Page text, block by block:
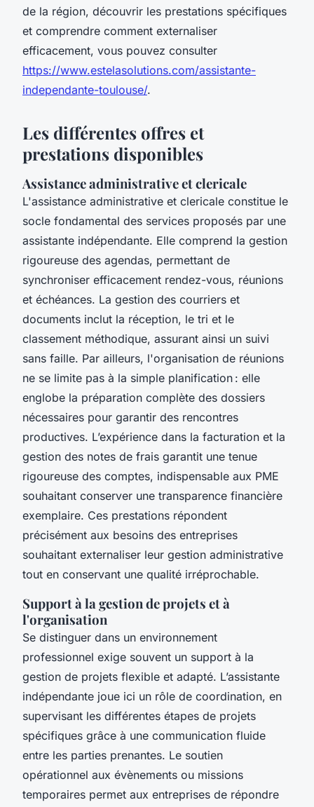
de la région, découvrir les prestations spécifiques
et comprendre comment externaliser
efficacement, vous pouvez consulter
https://www.estelasolutions.com/assistante-
independante-toulouse/.
Les différentes offres et
prestations disponibles
Assistance administrative et clericale
L'assistance administrative et clericale constitue le
socle fondamental des services proposés par une
assistante indépendante. Elle comprend la gestion
rigoureuse des agendas, permettant de
synchroniser efficacement rendez-vous, réunions
et échéances. La gestion des courriers et
documents inclut la réception, le tri et le
classement méthodique, assurant ainsi un suivi
sans faille. Par ailleurs, l'organisation de réunions
ne se limite pas à la simple planification : elle
englobe la préparation complète des dossiers
nécessaires pour garantir des rencontres
productives. L’expérience dans la facturation et la
gestion des notes de frais garantit une tenue
rigoureuse des comptes, indispensable aux PME
souhaitant conserver une transparence financière
exemplaire. Ces prestations répondent
précisément aux besoins des entreprises
souhaitant externaliser leur gestion administrative
tout en conservant une qualité irréprochable.
Support à la gestion de projets et à
l'organisation
Se distinguer dans un environnement
professionnel exige souvent un support à la
gestion de projets flexible et adapté. L’assistante
indépendante joue ici un rôle de coordination, en
supervisant les différentes étapes de projets
spécifiques grâce à une communication fluide
entre les parties prenantes. Le soutien
opérationnel aux évènements ou missions
temporaires permet aux entreprises de répondre